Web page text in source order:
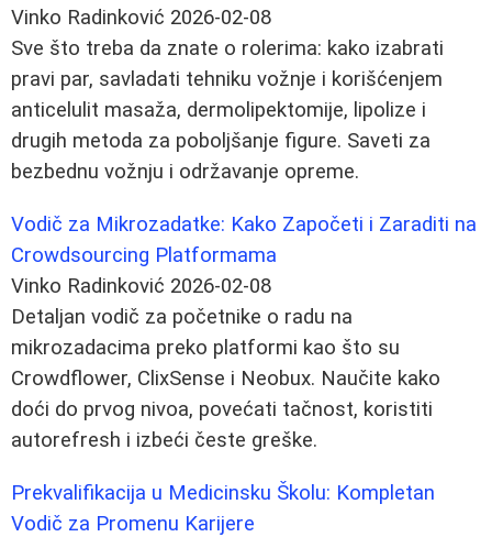
Vinko Radinković 2026-02-08
Sve što treba da znate o rolerima: kako izabrati
pravi par, savladati tehniku vožnje i korišćenjem
anticelulit masaža, dermolipektomije, lipolize i
drugih metoda za poboljšanje figure. Saveti za
bezbednu vožnju i održavanje opreme.
Vodič za Mikrozadatke: Kako Započeti i Zaraditi na
Crowdsourcing Platformama
Vinko Radinković 2026-02-08
Detaljan vodič za početnike o radu na
mikrozadacima preko platformi kao što su
Crowdflower, ClixSense i Neobux. Naučite kako
doći do prvog nivoa, povećati tačnost, koristiti
autorefresh i izbeći česte greške.
Prekvalifikacija u Medicinsku Školu: Kompletan
Vodič za Promenu Karijere